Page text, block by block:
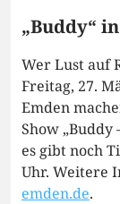
„Buddy“
Wer Lust auf
Freitag, 27.
Emden
Show „Buddy
es gibt noch
Uhr. Weitere
emden.de.